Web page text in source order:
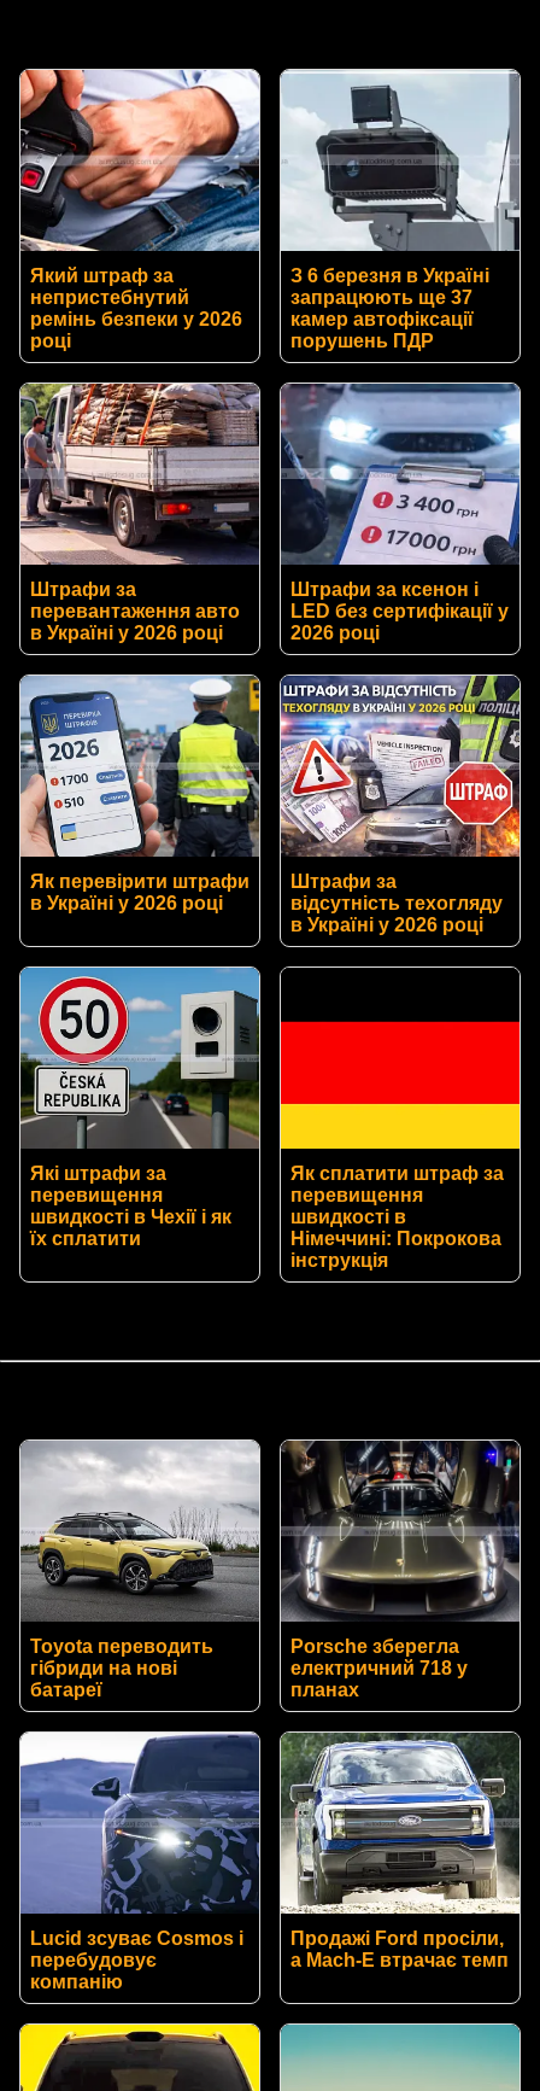
Який штраф за
непристебнутий
ремінь безпеки у 2026
році
З 6 березня в Україні
запрацюють ще 37
камер автофіксації
порушень ПДР
Штрафи за
перевантаження авто
в Україні у 2026 році
Штрафи за ксенон і
LED без сертифікації у
2026 році
Як перевірити штрафи
в Україні у 2026 році
Штрафи за
відсутність техогляду
в Україні у 2026 році
Які штрафи за
перевищення
швидкості в Чехії і як
їх сплатити
Як сплатити штраф за
перевищення
швидкості в
Німеччині: Покрокова
інструкція
Toyota переводить
гібриди на нові
батареї
Porsche зберегла
електричний 718 у
планах
Lucid зсуває Cosmos і
перебудовує
компанію
Продажі Ford просіли,
а Mach-E втрачає темп